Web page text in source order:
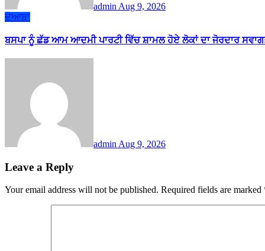
admin Aug 9, 2026
ਦੋਆਬਾ
ਬਸਪਾ ਨੂੰ ਛੱਡ ਆਮ ਆਦਮੀ ਪਾਰਟੀ ਵਿੱਚ ਸ਼ਾਮਲ ਹੋਏ ਲੋਕਾਂ ਦਾ ਜੋਰਦਾਰ
admin Aug 9, 2026
Leave a Reply
Your email address will not be published. Required fields are marked